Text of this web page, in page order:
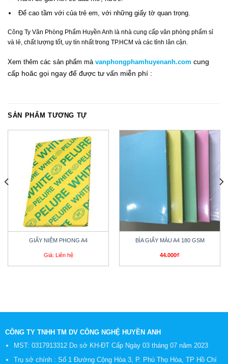
Để cao tầm với của trẻ em, với những giấy tờ quan trọng.
Công Ty Văn Phòng Phẩm Huyền Anh là nhà cung cấp văn phòng phẩm sỉ
và lẻ, chất lượng tốt, uy tín nhất trong TP.HCM và các tỉnh lân cận.
Xem thêm các sản phẩm mà vanphongphamhuyenanh.com cung
cấp hoăc gọi ngay để được tư vấn miễn phí :
SẢN PHẨM TƯƠNG TỰ
GIẤY NIÊM PHONG A4
Giá: Liên hệ
BÌA GIẤY MÀU A4 180 GSM
44.000₫
CÔNG TY TNHH TM DV CÔNG NGHỆ HUYỀN ANH
MST: 0317913312 Do sở KH-ĐT Cấp Ngày 03 tháng 07 năm 2023
Trụ sở chính : Số 1 Đường Cộng Hòa 3, P. Phú Thọ Hòa, TP Hồ Chí